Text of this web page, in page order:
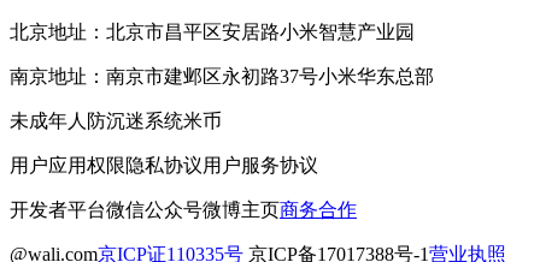
北京地址：北京市昌平区安居路小米智慧产业园
南京地址：南京市建邺区永初路37号小米华东总部
未成年人防沉迷系统米币
用户应用权限隐私协议用户服务协议
开发者平台微信公众号微博主页商务合作
@wali.com京ICP证110335号 京ICP备17017388号-1营业执照